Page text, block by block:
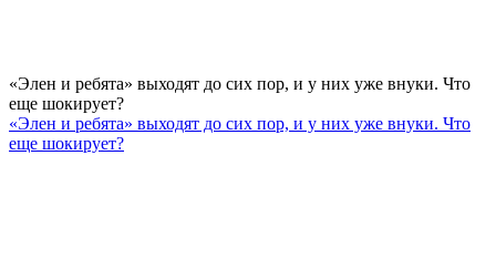
«Элен и ребята» выходят до сих пор, и у них уже внуки. Что
еще шокирует?
«Элен и ребята» выходят до сих пор, и у них уже внуки. Что
еще шокирует?